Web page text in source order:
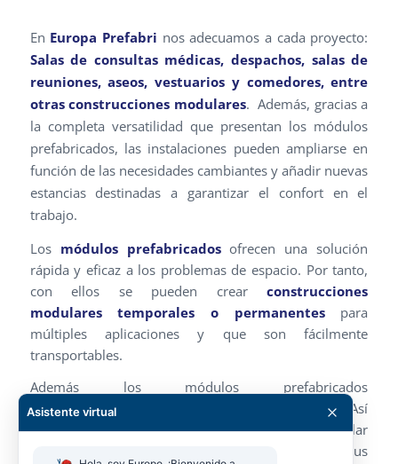
En Europa Prefabri nos adecuamos a cada proyecto:
Salas de consultas médicas, despachos, salas de
reuniones, aseos, vestuarios y comedores, entre
otras construcciones modulares. Además, gracias a
la completa versatilidad que presentan los módulos
prefabricados, las instalaciones pueden ampliarse en
función de las necesidades cambiantes y añadir nuevas
estancias destinadas a garantizar el confort en el
trabajo.
Los módulos prefabricadosofrecen una solución
rápida y eficaz a los problemas de espacio. Por tanto,
con ellos se pueden crearconstrucciones
modulares temporales o permanentespara
múltiples aplicaciones y que son fácilmente
transportables.
Además los módulos prefabricados
sonadosables
tanto en planta como en altura. Así
gracias a la versatilidad de la construcción modular
a sus
Asistente virtual